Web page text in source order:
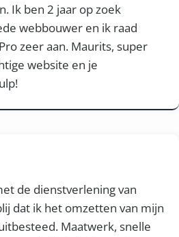
Ik ben 2 jaar op zoek
webbouwer en ik raad
zeer aan. Maurits, super
website en je
de dienstverlening van
dat ik het omzetten van mijn
Maatwerk, snelle